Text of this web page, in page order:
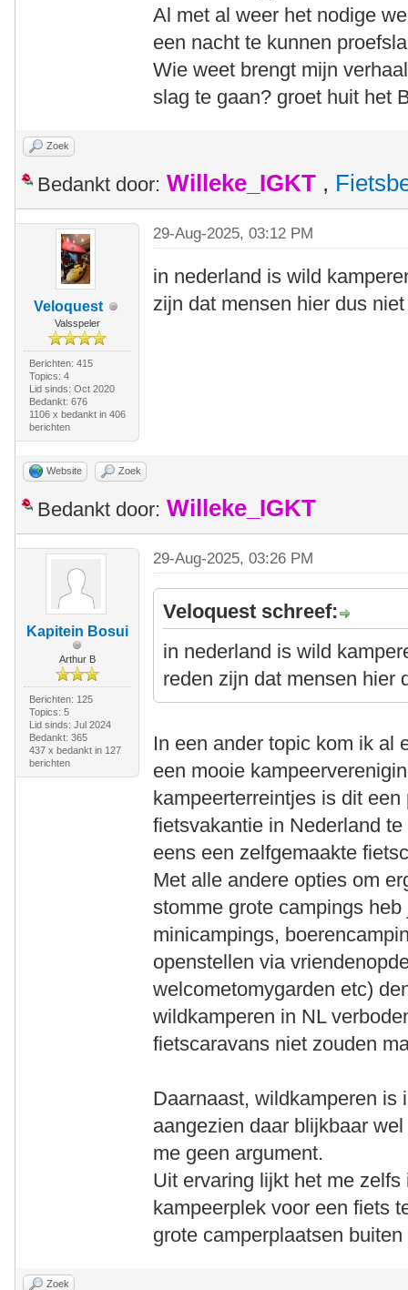
Al met al weer het nodige
een nacht te kunnen
Wie weet brengt mijn
slag te gaan? groet huit het
Zoek
Bedankt door: Willeke_IGKT ,
Veloquest
Valsspeler
Berichten: 415
Topics: 4
Lid sinds: Oct 2020
Bedankt: 676
1106 x bedankt in 406
berichten
29-Aug-2025, 03:12 PM
in nederland is wild
zijn dat mensen hier dus
Website Zoek
Bedankt door: Willeke_IGKT
Kapitein Bosui
Arthur B
Berichten: 125
Topics: 5
Lid sinds: Jul 2024
Bedankt: 365
437 x bedankt in 127
berichten
29-Aug-2025, 03:26 PM
Veloquest schreef:
in nederland is wild
reden zijn dat mensen hier
In een ander topic kom ik al
een mooie
kampeerterreintjes is dit
fietsvakantie in Nederland
eens een zelfgemaakte
Met alle andere opties om
stomme grote campings
minicampings,
openstellen via
welcometomygarden etc)
wildkamperen in NL
fietscaravans niet zouden
Daarnaast, wildkamperen
aangezien daar blijkbaar
me geen argument.
Uit ervaring lijkt het me
kampeerplek voor een fiets
grote camperplaatsen
Zoek